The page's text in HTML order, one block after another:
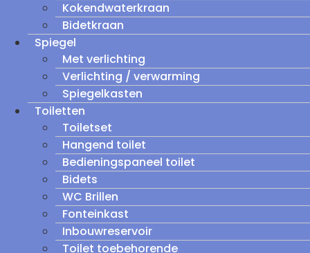
Kokendwaterkraan
Bidetkraan
Spiegel
Met verlichting
Verlichting / verwarming
Spiegelkasten
Toiletten
Toiletset
Hangend toilet
Bedieningspaneel toilet
Bidets
WC Brillen
Fonteinkast
Inbouwreservoir
Toilet toebehorende